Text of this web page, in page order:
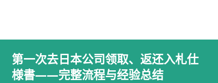
第一次去日本公司领取、返还入札仕
様書——完整流程与经验总结